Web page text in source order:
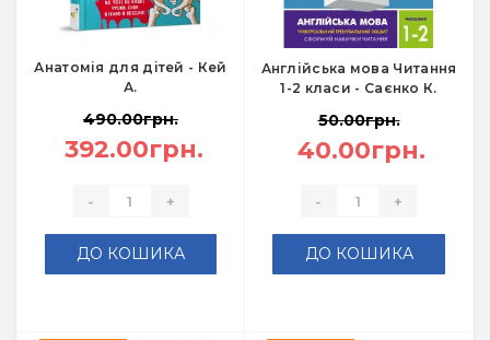
Анатомія для дітей - Кей
А.
490.00грн.
392.00грн.
- +
ДО КОШИКА
Англійська мова Читання
1-2 класи - Саєнко К.
50.00грн.
40.00грн.
- +
ДО КОШИКА